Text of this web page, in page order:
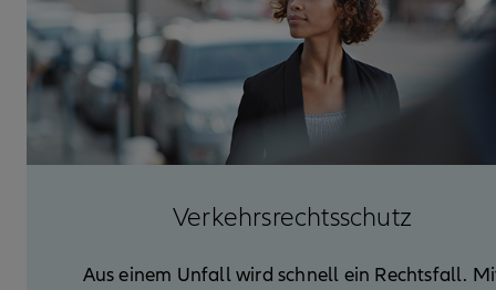
Verkehrs­rechtsschutz
Aus einem Unfall wird schnell ein Rechtsfall.